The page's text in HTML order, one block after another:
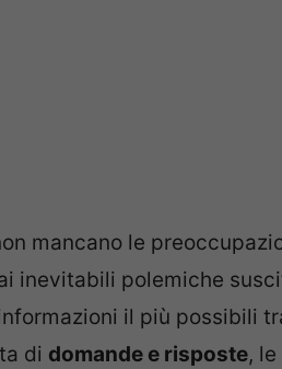
mancano le
inevitabili polemiche
il più possibili
di domande e risposte, le